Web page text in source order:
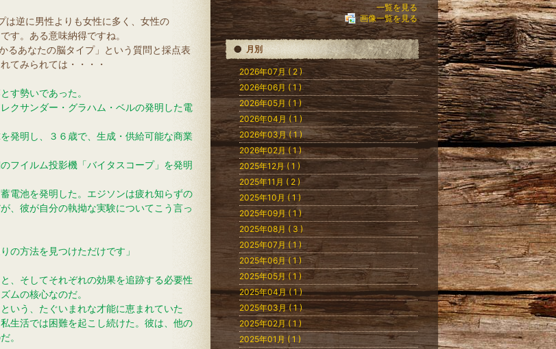
は逆に男性よりも女性に多く、女性の
す。ある意味納得ですね。
あなたの脳タイプ」という質問と採点表
てみられては・・・・
す勢いであった。
クサンダー・グラハム・ベルの発明した電
発明し、３６歳で、生成・供給可能な商業
フイルム投影機「バイタスコープ」を発明
電池を発明した。エジソンは疲れ知らずの
、彼が自分の執拗な実験についてこう言っ
の方法を見つけただけです」
、そしてそれぞれの効果を追跡する必要性
ムの核心なのだ。
いう、たぐいまれな才能に恵まれていた
生活では困難を起こし続けた。彼は、他の
。
一覧を見る
画像一覧を見る
月別
2026年07月 ( 2 )
2026年06月 ( 1 )
2026年05月 ( 1 )
2026年04月 ( 1 )
2026年03月 ( 1 )
2026年02月 ( 1 )
2025年12月 ( 1 )
2025年11月 ( 2 )
2025年10月 ( 1 )
2025年09月 ( 1 )
2025年08月 ( 3 )
2025年07月 ( 1 )
2025年06月 ( 1 )
2025年05月 ( 1 )
2025年04月 ( 1 )
2025年03月 ( 1 )
2025年02月 ( 1 )
2025年01月 ( 1 )